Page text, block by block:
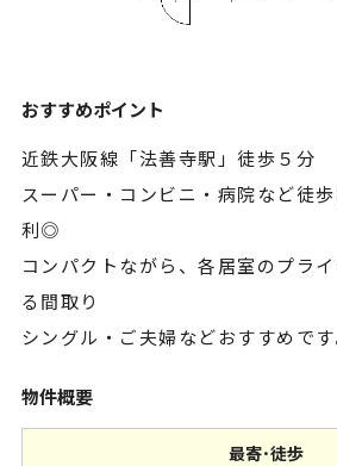
おすすめポイント
近鉄大阪線「法善寺駅」徒歩５分
スーパー・コンビニ・病院など徒
利◎
コンパクトながら、各居室のプラ
る間取り
シングル・ご夫婦などおすすめです
物件概要
最寄･徒歩